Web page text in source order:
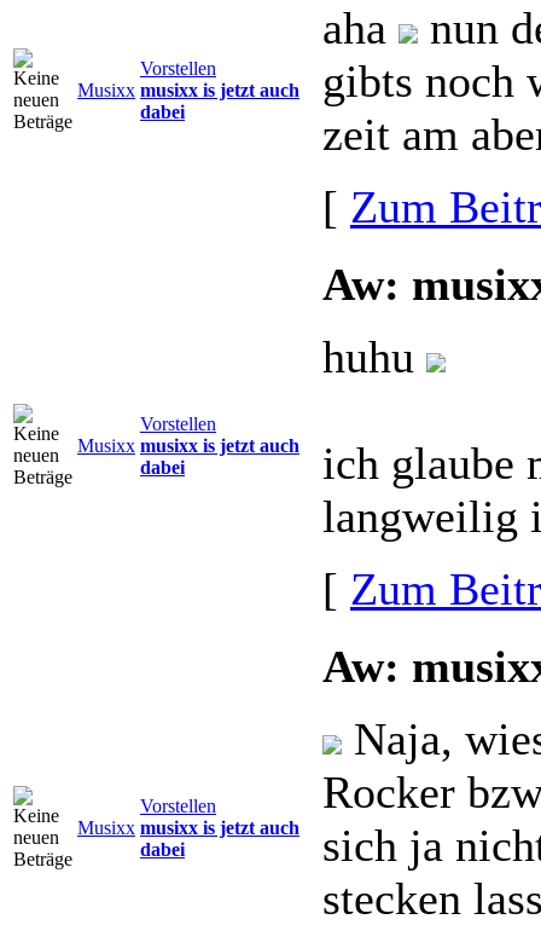
Musixx
Vorstellen
musixx is jetzt auch
dabei
aha
nun
gibts noch
zeit am
[ Zum
Musixx
Vorstellen
musixx is jetzt auch
dabei
Aw:
huhu
ich glaube
[ Zum
Musixx
Vorstellen
musixx is jetzt auch
dabei
Aw:
Naja,
Rocker
sich ja
stecken